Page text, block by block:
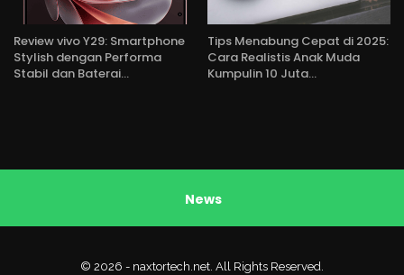
Review vivo Y29: Smartphone
Stylish dengan Performa
Stabil dan Baterai…
Tips Menabung Cepat di 2025:
Cara Realistis Anak Muda
Kumpulin 10 Juta…
News
© 2026 - naxtortech.net. All Rights Reserved.